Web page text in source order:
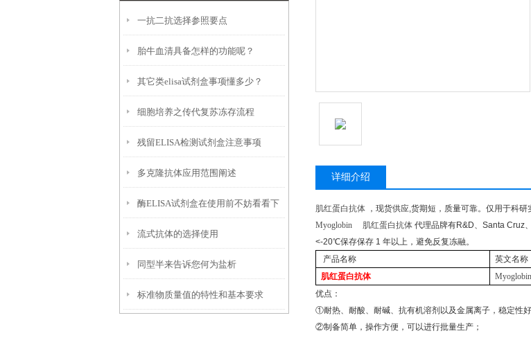
一抗二抗选择参照要点
胎牛血清具备怎样的功能呢？
其它类elisa试剂盒事项懂多少？
细胞培养之传代复苏冻存流程
残留ELISA检测试剂盒注意事项
多克隆抗体应用范围阐述
酶ELISA试剂盒在使用前不妨看看下
文！
流式抗体的选择使用
同型半来告诉您何为盐析
标准物质量值的特性和基本要求
详细介绍
肌红蛋白抗体 ，现货供应,货期短，质量可靠。仅用于科研
Myoglobin
肌红蛋白抗体 代理品牌有R&D、 Santa Cruz、
<-20℃保存保存 1 年以上，避免反复冻融。
产品名称
英文名称
肌红蛋白抗体
Myoglobin
优点：
①耐热、耐酸、耐碱、抗有机溶剂以及金属离子，稳定性
②制备简单，操作方便，可以进行批量生产；